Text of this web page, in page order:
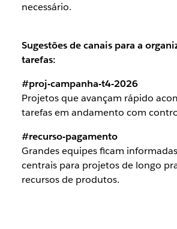
necessário.
Sugestões de canais para a
tarefas:
#proj-campanha-t4-2026
Projetos que avançam rápido
tarefas em andamento com
#recurso-pagamento
Grandes equipes ficam
centrais para projetos de longo
recursos de produtos.